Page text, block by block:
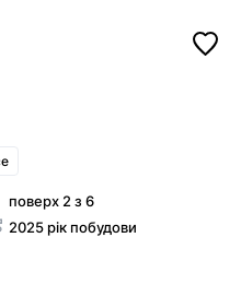
поверх 2 з 6
2025 рік побудови